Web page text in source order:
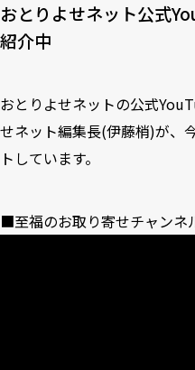
おとりよせネット公式
紹介中
おとりよせネットの公式
せネット編集長(伊藤梢)が、
トしています。
■至福のお取り寄せチャンネ